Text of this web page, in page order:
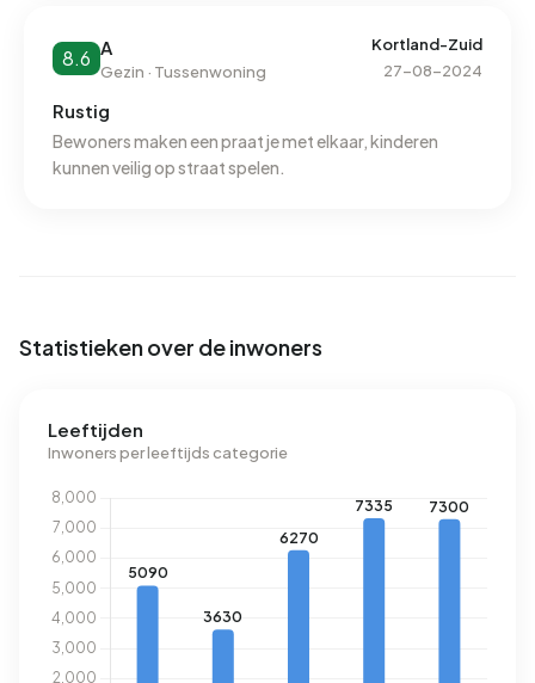
8.6 A
Gezin · Tussenwoning
Kortland-Zuid
27-08-2024
Rustig
Bewoners maken een praatje met elkaar, kinderen
kunnen veilig op straat spelen.
Statistieken over de inwoners
Leeftijden
Inwoners per leeftijds categorie